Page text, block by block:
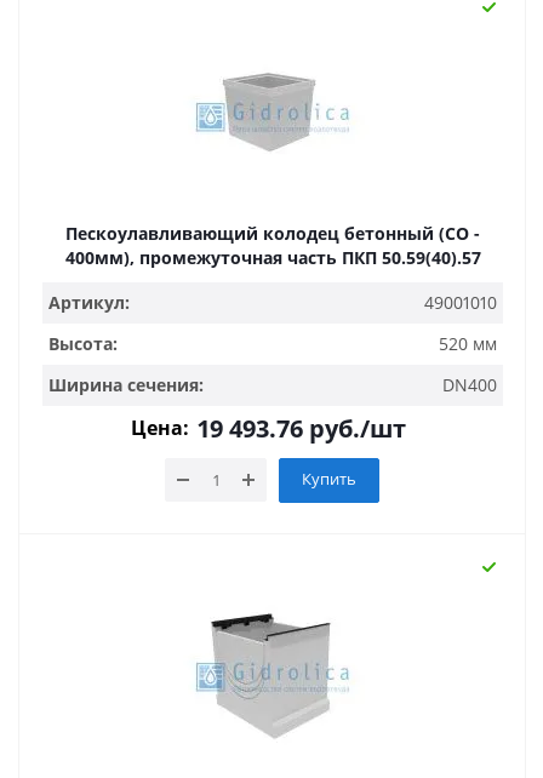
Пескоулавливающий колодец бетонный (СО -
400мм), промежуточная часть ПКП 50.59(40).57
Артикул:
49001010
Высота:
520 мм
Ширина сечения:
DN400
Цена: 19 493.76 руб./шт
Купить